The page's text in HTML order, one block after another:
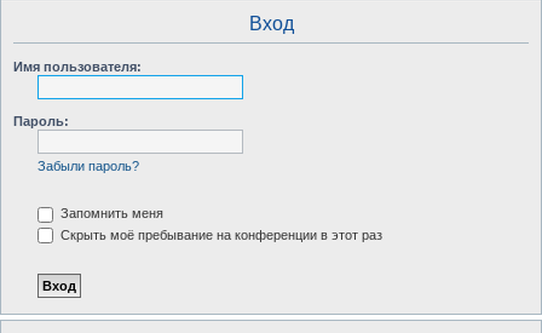
Вход
Имя пользователя:
Пароль:
Забыли пароль?
Запомнить меня
Скрыть моё пребывание на конференции в этот раз